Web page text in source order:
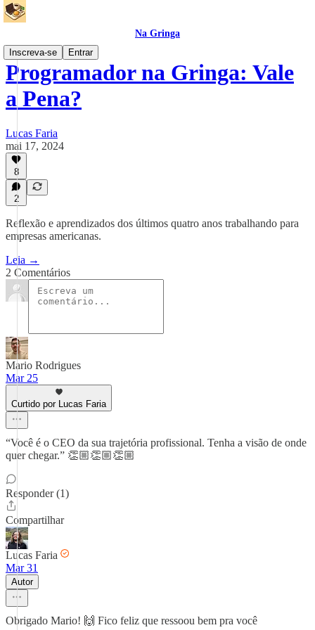
Na Gringa
Inscreva-se
Entrar
Programador na Gringa: Vale
a Pena?
Lucas Faria
mai 17, 2024
8
2
Reflexão e aprendizados dos últimos quatro anos trabalhando para
empresas americanas.
Leia →
2 Comentários
Mario Rodrigues
Mar 25
Curtido por Lucas Faria
“Você é o CEO da sua trajetória profissional. Tenha a visão de onde
quer chegar.” 👏🏼👏🏼👏🏼
Responder (1)
Compartilhar
Lucas Faria
Mar 31
Autor
Obrigado Mario! 🙌 Fico feliz que ressoou bem pra você